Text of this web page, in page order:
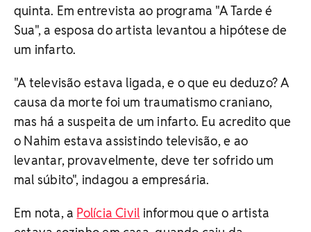
quinta. Em entrevista ao programa "A Tarde é
Sua", a esposa do artista levantou a hipótese de
um infarto.
"A televisão estava ligada, e o que eu deduzo? A
causa da morte foi um traumatismo craniano,
mas há a suspeita de um infarto. Eu acredito que
o Nahim estava assistindo televisão, e ao
levantar, provavelmente, deve ter sofrido um
mal súbito", indagou a empresária.
Em nota, a Polícia Civil informou que o artista